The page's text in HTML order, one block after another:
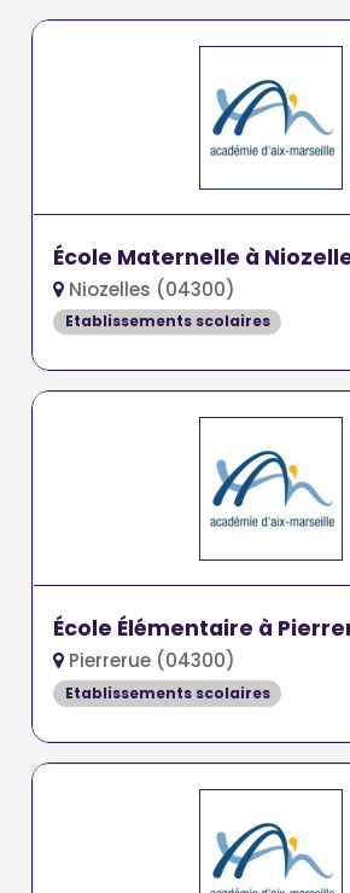
École Maternelle à
Niozelles (04300)
Etablissements scolaires
École Élémentaire à
Pierrerue (04300)
Etablissements scolaires